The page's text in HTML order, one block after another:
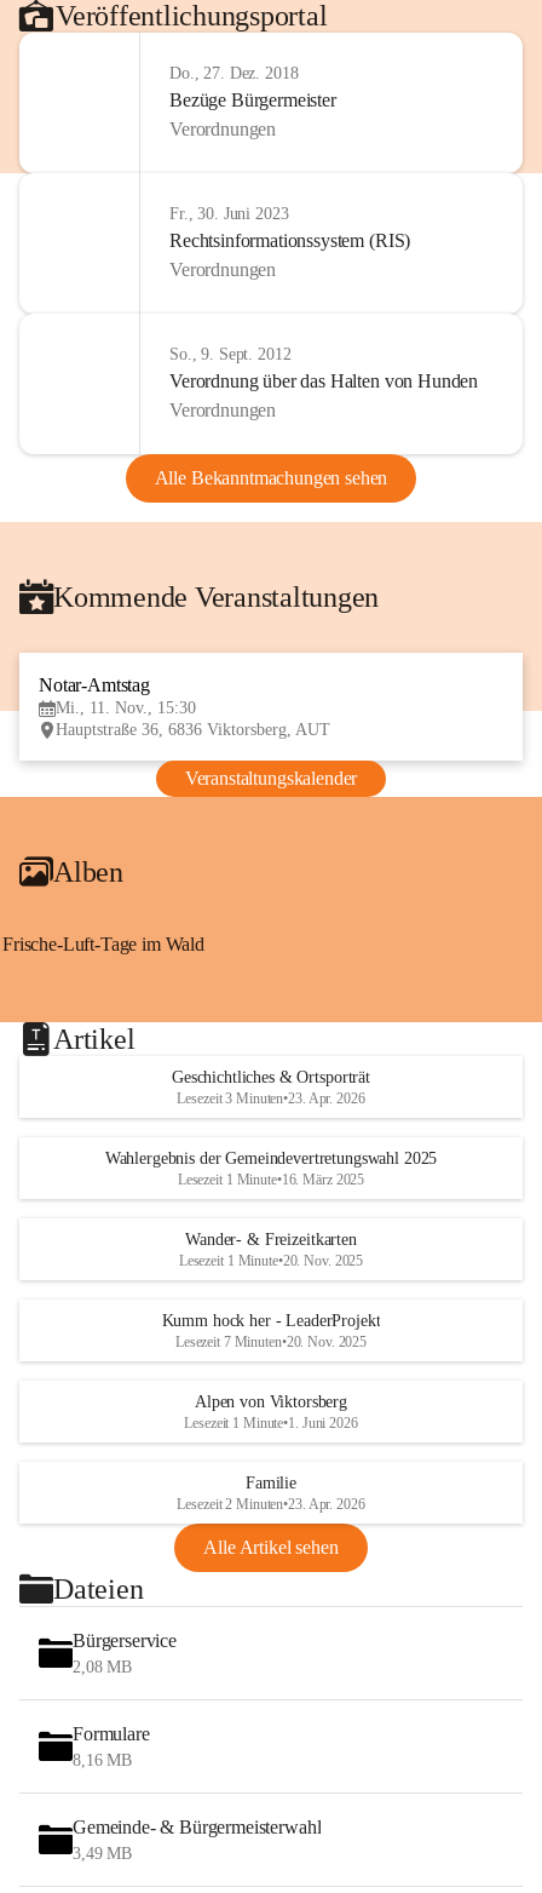
Veröffentlichungsportal
Do., 27. Dez. 2018
Bezüge Bürgermeister
Verordnungen
Fr., 30. Juni 2023
Rechtsinformationssystem (RIS)
Verordnungen
So., 9. Sept. 2012
Verordnung über das Halten von Hunden
Verordnungen
Alle Bekanntmachungen sehen
Kommende Veranstaltungen
Notar-Amtstag
Mi., 11. Nov., 15:30
Hauptstraße 36, 6836 Viktorsberg, AUT
Veranstaltungskalender
Alben
Frische-Luft-Tage im Wald
Artikel
Geschichtliches & Ortsporträt
Lesezeit 3 Minuten•23. Apr. 2026
Wahlergebnis der Gemeindevertretungswahl 2025
Lesezeit 1 Minute•16. März 2025
Wander- & Freizeitkarten
Lesezeit 1 Minute•20. Nov. 2025
Kumm hock her - LeaderProjekt
Lesezeit 7 Minuten•20. Nov. 2025
Alpen von Viktorsberg
Lesezeit 1 Minute•1. Juni 2026
Familie
Lesezeit 2 Minuten•23. Apr. 2026
Alle Artikel sehen
Dateien
Bürgerservice
2,08 MB
Formulare
8,16 MB
Gemeinde- & Bürgermeisterwahl
3,49 MB